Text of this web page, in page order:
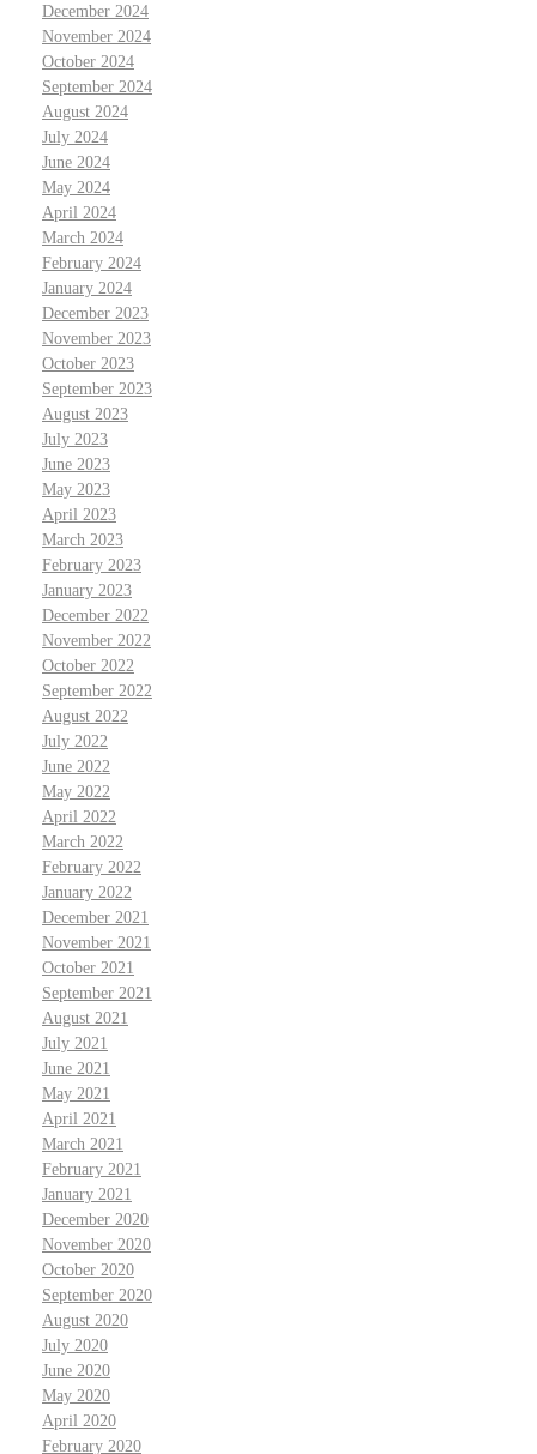
December 2024
November 2024
October 2024
September 2024
August 2024
July 2024
June 2024
May 2024
April 2024
March 2024
February 2024
January 2024
December 2023
November 2023
October 2023
September 2023
August 2023
July 2023
June 2023
May 2023
April 2023
March 2023
February 2023
January 2023
December 2022
November 2022
October 2022
September 2022
August 2022
July 2022
June 2022
May 2022
April 2022
March 2022
February 2022
January 2022
December 2021
November 2021
October 2021
September 2021
August 2021
July 2021
June 2021
May 2021
April 2021
March 2021
February 2021
January 2021
December 2020
November 2020
October 2020
September 2020
August 2020
July 2020
June 2020
May 2020
April 2020
February 2020